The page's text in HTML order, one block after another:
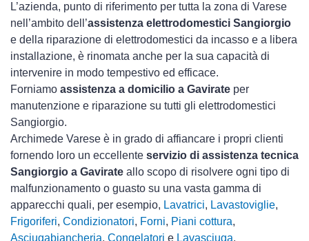
L’azienda, punto di riferimento per tutta la zona di Varese
nell’ambito dell’assistenza elettrodomestici Sangiorgio
e della riparazione di elettrodomestici da incasso e a libera
installazione, è rinomata anche per la sua capacità di
intervenire in modo tempestivo ed efficace.
Forniamo assistenza a domicilio a Gavirate per
manutenzione e riparazione su tutti gli elettrodomestici
Sangiorgio.
Archimede Varese è in grado di affiancare i propri clienti
fornendo loro un eccellente servizio di assistenza tecnica
Sangiorgio a Gavirate allo scopo di risolvere ogni tipo di
malfunzionamento o guasto su una vasta gamma di
apparecchi quali, per esempio, Lavatrici, Lavastoviglie,
Frigoriferi, Condizionatori, Forni, Piani cottura,
Asciugabiancheria, Congelatori e Lavasciuga.